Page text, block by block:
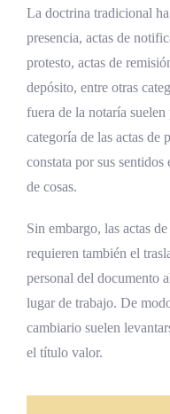
Preguntas
fuera de la
dentro y fuera
¿Tiene el
levantada
¿Puede el
ajena para
¿En qué
La doctrina tradicional
presencia, actas de
protesto, actas de
depósito, entre otras
fuera de la notaría
categoría de las actas de
constata por sus
de cosas.
Sin embargo, las actas
requieren también el
personal del documento
lugar de trabajo. De
cambiario suelen
el título valor.